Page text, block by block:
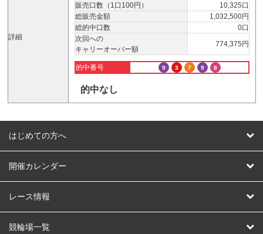
詳細
販売口数（1口100円）
10,325口
総販売金額
1,032,500円
総的中口数
0口
次回への
キャリーオーバー額
774,375円
的中番号 9 3 7 9 8
的中なし
はじめての方へ
はじめての方へ
開催カレンダー
競輪
オートレース
レース情報
レース予想
競輪場一覧